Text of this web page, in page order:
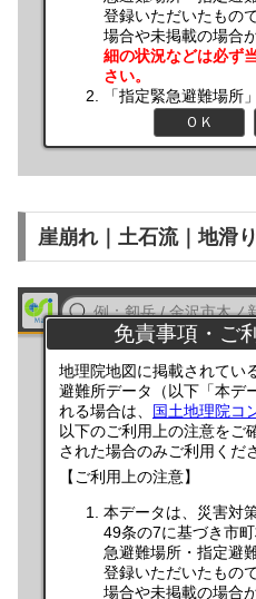
崖崩れ｜土石流｜地滑り